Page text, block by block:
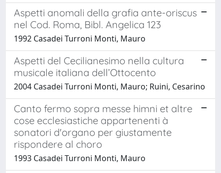
Aspetti anomali della grafia ante-oriscus
nel Cod. Roma, Bibl. Angelica 123
1992 Casadei Turroni Monti, Mauro
Aspetti del Cecilianesimo nella cultura
musicale italiana dell’Ottocento
2004 Casadei Turroni Monti, Mauro; Ruini, Cesarino
Canto fermo sopra messe himni et altre
cose ecclesiastiche appartenenti à
sonatori d'organo per giustamente
rispondere al choro
1993 Casadei Turroni Monti, Mauro